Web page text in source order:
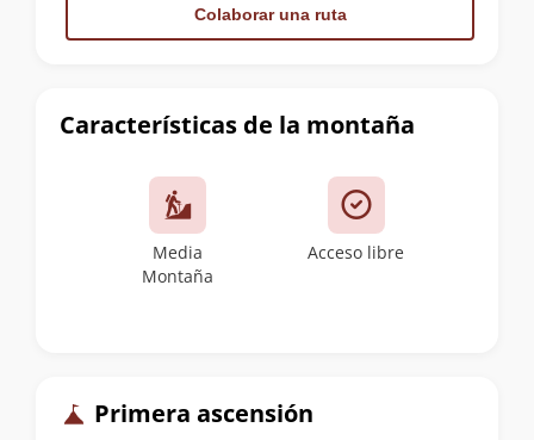
Características de la montaña
Media
Montaña
Acceso libre
Primera ascensión
Colaborar una ruta